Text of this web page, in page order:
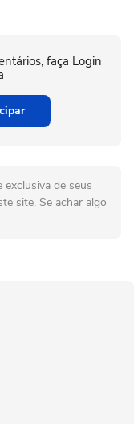
faça Login
de seus
site. Se achar algo